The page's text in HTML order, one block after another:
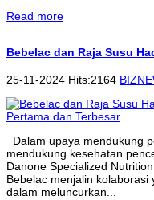
Read more
Bebelac dan Raja Susu
25-11-2024 Hits:2164
Dalam upaya mendukung
mendukung kesehatan
Danone Specialized
Bebelac menjalin kolaborasi
dalam meluncurkan...